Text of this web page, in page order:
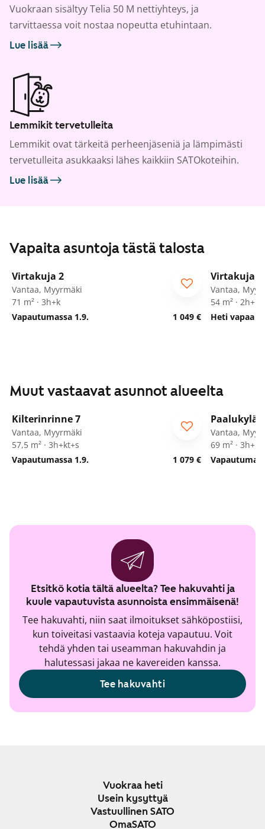
Vuokraan sisältyy Telia 50 M nettiyhteys, ja
tarvittaessa voit nostaa nopeutta etuhintaan.
Lue lisää
Lemmikit tervetulleita
Lemmikit ovat tärkeitä perheenjäseniä ja lämpimästi
tervetulleita asukkaaksi lähes kaikkiin SATOkoteihin.
Lue lisää
Vapaita asuntoja tästä talosta
/20
Virtakuja 2
Vantaa, Myyrmäki
71 m² · 3h+k
Vapautumassa 1.9.
1 049 €
Virtakuja 2
Vantaa,
54 m² · 2h+k
Heti vapaa
Muut vastaavat asunnot alueelta
Kilterinrinne 7
Vantaa, Myyrmäki
57,5 m² · 3h+kt+s
Vapautumassa 1.9.
1 079 €
Vantaa,
69 m² ·
Etsitkö kotia tältä alueelta? Tee hakuvahti ja
kuule vapautuvista asunnoista ensimmäisenä!
Tee hakuvahti, niin saat ilmoitukset sähköpostiisi,
kun toiveitasi vastaavia koteja vapautuu. Voit
tehdä yhden tai useamman hakuvahdin ja
halutessasi jakaa ne kavereiden kanssa.
Tee hakuvahti
Vuokraa heti
Usein kysyttyä
Vastuullinen SATO
OmaSATO